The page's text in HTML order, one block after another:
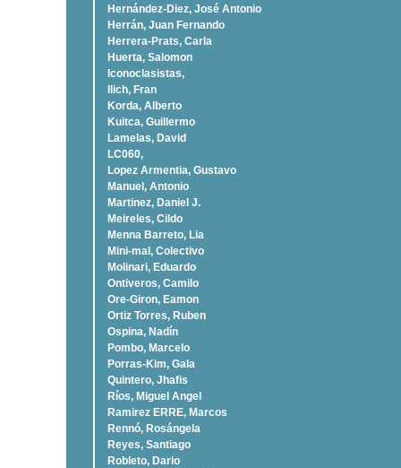
Hernández-Diez, José Antonio
Herrán, Juan Fernando
Herrera-Prats, Carla
Huerta, Salomon
Iconoclasistas,
Ilich, Fran
Korda, Alberto
Kuitca, Guillermo
Lamelas, David
LC060,
Lopez Armentia, Gustavo
Manuel, Antonio
Martinez, Daniel J.
Meireles, Cildo
Menna Barreto, Lia
Mini-mal, Colectivo
Molinari, Eduardo
Ontiveros, Camilo
Ore-Giron, Eamon
Ortiz Torres, Ruben
Ospina, Nadí­n
Pombo, Marcelo
Porras-Kim, Gala
Quintero, Jhafis
Rí­os, Miguel Angel
Ramirez ERRE, Marcos
Rennó, Rosángela
Reyes, Santiago
Robleto, Dario